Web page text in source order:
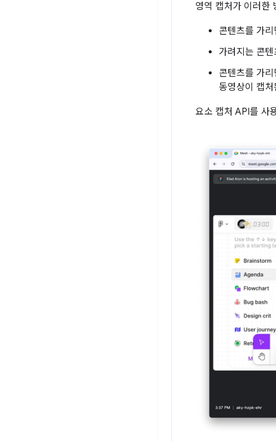
영역 캡처가 이러한
콘텐츠를 가
가려지는 콘
콘텐츠를 가
동영상이 캡
요소 캡처 API를 사